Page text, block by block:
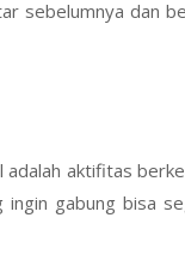
sebelumnya dan
aktifitas
gabung bisa